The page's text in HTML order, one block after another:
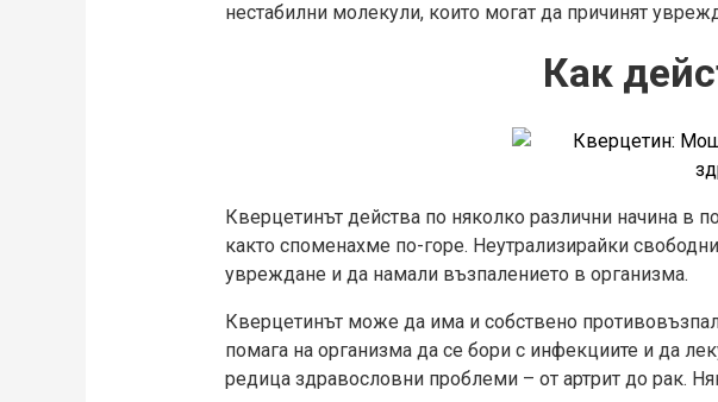
нестабилни молекули, които могат да причинят
Как
Кверцетинът действа по няколко различни начина в
както споменахме по-горе. Неутрализирайки
увреждане и да намали възпалението в организма.
Кверцeтинът може да има и собствено
помага на организма да се бори с инфекциите и да
редица здравословни проблеми – от артрит до рак.